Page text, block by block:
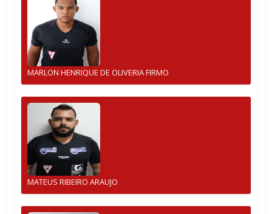
MARLON HENRIQUE DE OLIVERIA FIRMO
MATEUS RIBEIRO ARAUJO